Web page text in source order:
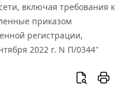
включая требования к
приказом
регистрации,
2022 г. N П/0344"